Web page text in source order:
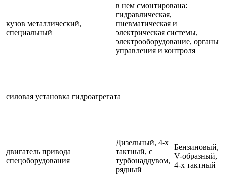
кузов металлический,
специальный
в нем смонтирована:
гидравлическая,
пневматическая и
электрическая системы,
электрооборудование, органы
управления и контроля
силовая установка гидроагрегата
двигатель привода
спецоборудования
Дизельный, 4-х
тактный, с
турбонаддувом,
рядный
Бензиновый,
V-образный,
4-х тактный